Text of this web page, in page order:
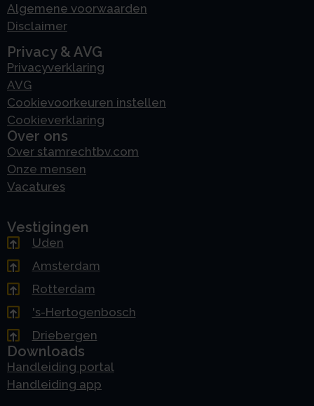
Algemene voorwaarden
Disclaimer
Privacy & AVG
Privacyverklaring
AVG
Cookievoorkeuren instellen
Cookieverklaring
Over ons
Over stamrechtbv.com
Onze mensen
Vacatures
Vestigingen
Uden
Amsterdam
Rotterdam
's-Hertogenbosch
Driebergen
Downloads
Handleiding portal
Handleiding app